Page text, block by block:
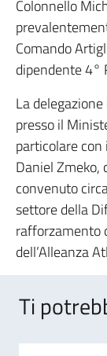
Colonnello
Comando
dipendente 4°
La
presso il
particolare con
Daniel Zmeko,
convenuto
settore della
rafforzamento
dell’Alleanza
Ti